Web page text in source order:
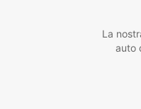
La
auto